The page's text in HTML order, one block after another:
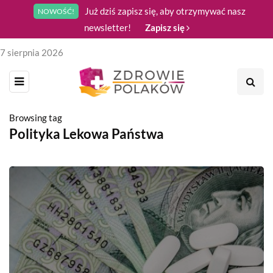
NOWOŚĆ!
Już dziś zapisz się, aby otrzymywać nasz
newsletter!
Zapisz się
7 sierpnia 2026
Browsing tag
Polityka Lekowa Państwa